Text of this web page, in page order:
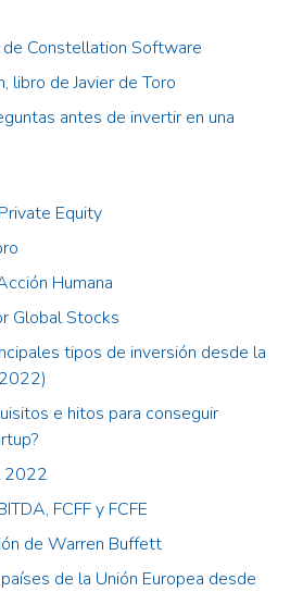
de Constellation Software
libro de Javier de Toro
antes de invertir en una
Equity
Humana
Global Stocks
tipos de inversión desde la
e hitos para conseguir
2022
FCFF y FCFE
de Warren Buffett
de la Unión Europea desde